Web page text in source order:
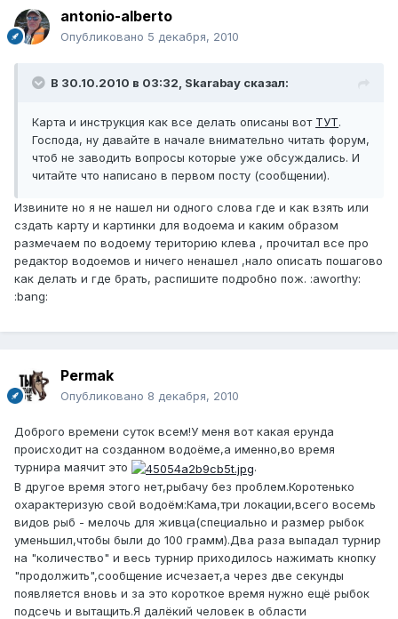
antonio-alberto
Опубликовано 5 декабря, 2010
В 30.10.2010 в 03:32, Skarabay сказал:
Карта и инструкция как все делать описаны вот ТУТ.
Господа, ну давайте в начале внимательно читать форум,
чтоб не заводить вопросы которые уже обсуждались. И
читайте что написано в первом посту (сообщении).
Извините но я не нашел ни одного слова где и как взять или
сздать карту и картинки для водоема и каким образом
размечаем по водоему територию клева , прочитал все про
редактор водоемов и ничего ненашел ,нало описать пошагово
как делать и где брать, распишите подробно пож. :aworthy:
:bang:
Permak
Опубликовано 8 декабря, 2010
Доброго времени суток всем!У меня вот какая ерунда
происходит на созданном водоёме,а именно,во время
турнира маячит это
.
В другое время этого нет,рыбачу без проблем.Коротенько
охарактеризую свой водоём:Кама,три локации,всего восемь
видов рыб - мелочь для живца(специально и размер рыбок
уменьшил,чтобы были до 100 грамм).Два раза выпадал турнир
на "количество" и весь турнир приходилось нажимать кнопку
"продолжить",сообщение исчезает,а через две секунды
появляется вновь и за это короткое время нужно ещё рыбок
подсечь и вытащить.Я далёкий человек в области